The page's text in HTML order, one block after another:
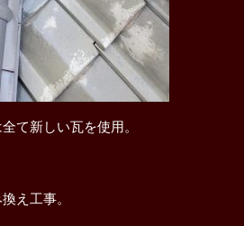
て新しい瓦を使用。
え工事。